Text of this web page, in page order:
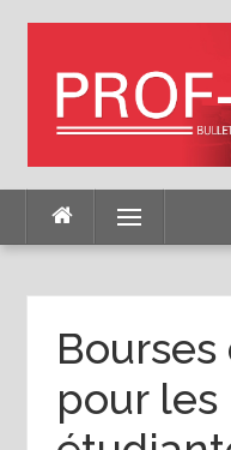
Menu
Bourses
pour